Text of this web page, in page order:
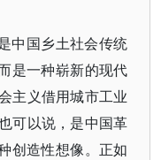
中国乡土社会传统
是一种崭新的现代
主义借用城市工业
可以说，是中国革
创造性想像。正如